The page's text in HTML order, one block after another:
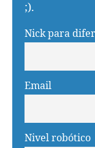
;).
Nick para
Email
Nivel robótico